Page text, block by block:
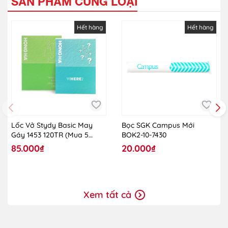
Hết hàng
Lốc Vở Stydy Basic May
Gáy 1453 120TR (Mua 5
Tặng 1)
85.000₫
Hết hàng
Bọc SGK Campus Mới
BOK2-10-7430
20.000₫
Xem tất cả